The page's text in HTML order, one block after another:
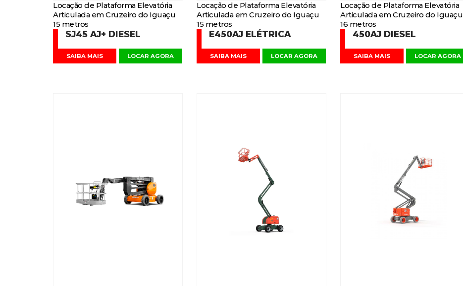
Locação de Plataforma Elevatória
Articulada em Cruzeiro do Iguaçu
15 metros
SJ45 AJ+ DIESEL
SAIBA MAIS LOCAR AGORA
Locação de Plataforma Elevatória
Articulada em Cruzeiro do Iguaçu
15 metros
E450AJ ELÉTRICA
SAIBA MAIS LOCAR AGORA
Locação de Plataforma Elevatória
Articulada em Cruzeiro do Iguaçu
16 metros
450AJ DIESEL
SAIBA MAIS LOCAR AGORA